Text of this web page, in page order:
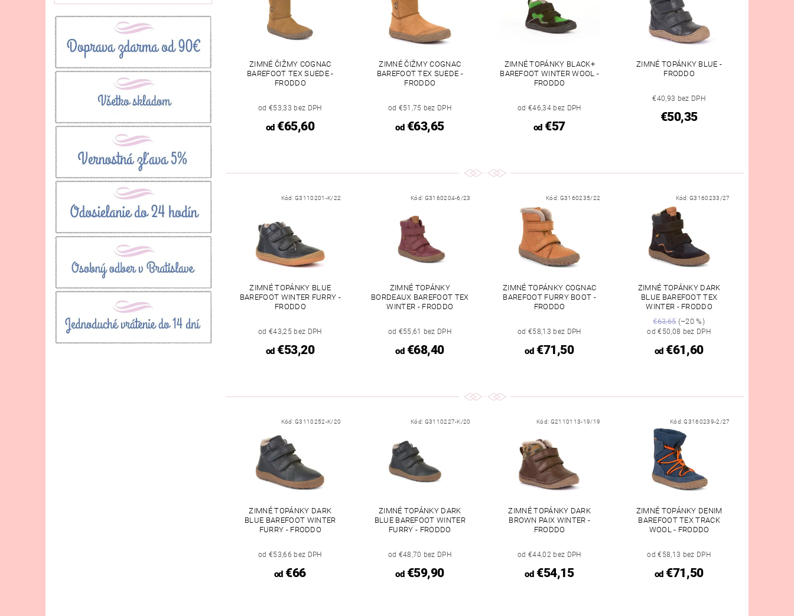
ZIMNÉ ČIŽMY COGNAC
BAREFOOT TEX SUEDE -
FRODDO
od €53,33 bez DPH
od€65,60
ZIMNÉ ČIŽMY COGNAC
BAREFOOT TEX SUEDE -
FRODDO
od €51,75 bez DPH
od€63,65
ZIMNÉ TOPÁNKY BLACK+
BAREFOOT WINTER WOOL -
FRODDO
od €46,34 bez DPH
od€57
ZIMNÉ TOPÁNKY BLUE -
FRODDO
€40,93 bez DPH
€50,35
Kód:G3110201-K/22
ZIMNÉ TOPÁNKY BLUE
BAREFOOT WINTER FURRY -
FRODDO
od €43,25 bez DPH
od€53,20
Kód: G3160204-6/23
ZIMNÉ TOPÁNKY
BORDEAUX BAREFOOT TEX
WINTER - FRODDO
od €55,61 bez DPH
od€68,40
Kód: G3160235/22
ZIMNÉ TOPÁNKY COGNAC
BAREFOOT FURRY BOOT -
FRODDO
od €58,13 bez DPH
od€71,50
Kód:G3160233/27
ZIMNÉ TOPÁNKY DARK
BLUE BAREFOOT TEX
WINTER - FRODDO
€63,65(–20 %)
od €50,08 bez DPH
od€61,60
Kód:G3110252-K/20
ZIMNÉ TOPÁNKY DARK
BLUE BAREFOOT WINTER
FURRY - FRODDO
od €53,66 bez DPH
od€66
Kód: G3110227-K/20
ZIMNÉ TOPÁNKY DARK
BLUE BAREFOOT WINTER
FURRY - FRODDO
od €48,70 bez DPH
od€59,90
Kód: G2110113-19/19
ZIMNÉ TOPÁNKY DARK
BROWN PAIX WINTER -
FRODDO
od €44,02 bez DPH
od€54,15
Kód:G3160239-2/27
ZIMNÉ TOPÁNKY DENIM
BAREFOOT TEX TRACK
WOOL - FRODDO
od €58,13 bez DPH
od€71,50